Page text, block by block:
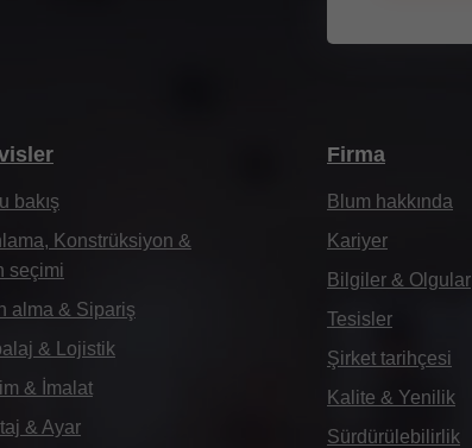
bakış
Konstrüksiyon &
seçimi
alma & Sipariş
& Lojistik
& İmalat
& Ayar
Firma
Blum hakkında
Kariyer
Bilgiler & Olgular
Tesisler
Şirket tarihçesi
Kalite & Yenilik
Sürdürülebilirlik